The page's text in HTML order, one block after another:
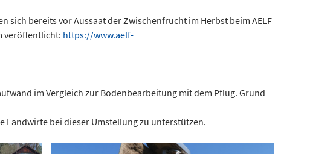
bereits vor Aussaat der Zwischenfrucht im Herbst beim AELF
veröffentlicht: https://www.aelf-
im Vergleich zur Bodenbearbeitung mit dem Pflug. Grund
Landwirte bei dieser Umstellung zu unterstützen.